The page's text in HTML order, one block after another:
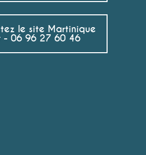
le site Martinique
- 06 96 27 60 46